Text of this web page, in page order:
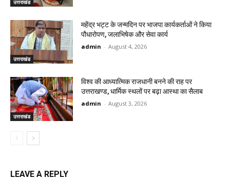
उत्तराखंड
उत्तराखंड
महेंद्र भट्ट के जन्मदिन पर भाजपा कार्यकर्ताओं ने किया
पौधारोपण, जलाभिषेक और सेवा कार्य
admin - August 4, 2026
उत्तराखंड
विश्व की आध्यात्मिक राजधानी बनने की राह पर
उत्तराखण्ड, धार्मिक स्थलों पर बढ़ा आस्था का सैलाब
admin - August 3, 2026
LEAVE A REPLY